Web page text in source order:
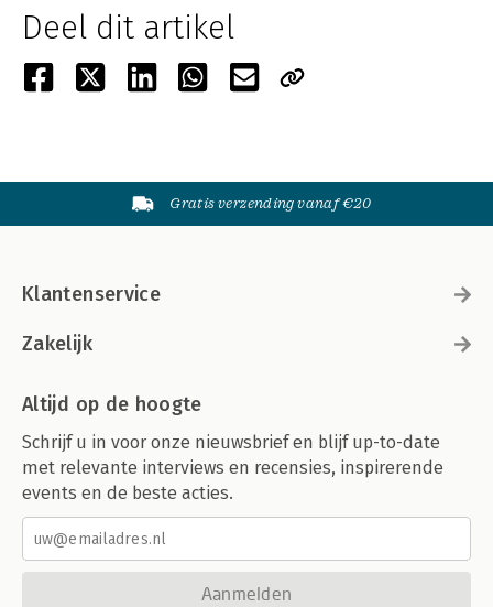
Deel dit artikel
Gratis verzending vanaf €20
Klantenservice
Zakelijk
Altijd op de hoogte
Schrijf u in voor onze nieuwsbrief en blijf up-to-date
met relevante interviews en recensies, inspirerende
events en de beste acties.
Aanmelden